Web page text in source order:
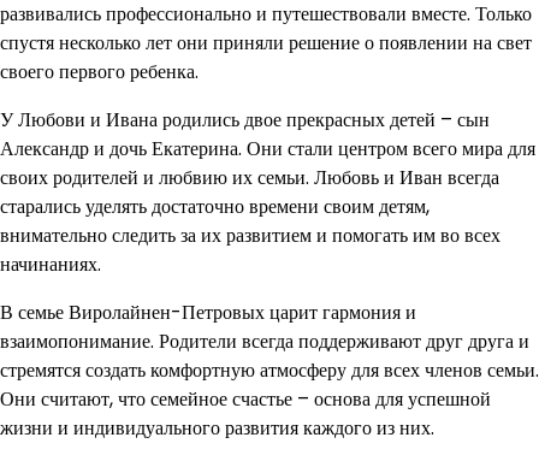
развивались профессионально и путешествовали вместе. Только
спустя несколько лет они приняли решение о появлении на свет
своего первого ребенка.
У Любови и Ивана родились двое прекрасных детей – сын
Александр и дочь Екатерина. Они стали центром всего мира для
своих родителей и любвию их семьи. Любовь и Иван всегда
старались уделять достаточно времени своим детям,
внимательно следить за их развитием и помогать им во всех
начинаниях.
В семье Виролайнен-Петровых царит гармония и
взаимопонимание. Родители всегда поддерживают друг друга и
стремятся создать комфортную атмосферу для всех членов семьи.
Они считают, что семейное счастье – основа для успешной
жизни и индивидуального развития каждого из них.